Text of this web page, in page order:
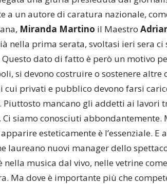
a un autore di caratura nazionale,
Miranda Martino il Maestro
nella prima serata, svoltasi ieri sera
dato di fatto è però un motivo
si devono costruire o sostenere
cui privati e pubblico devono farsi
Piuttosto mancano gli addetti ai lavori
siamo conosciuti abbondantemente.
esteticamente è l’essenziale. E
laureano nuovi manager dello
nella musica dal vivo, nelle vetrine
Ma dove è importante più che